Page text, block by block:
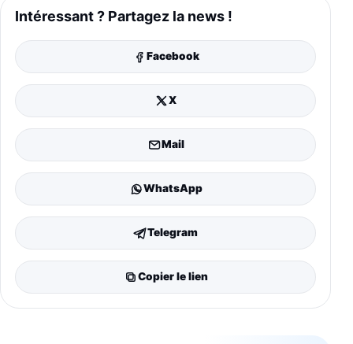
Intéressant ? Partagez la news !
Facebook
X
Mail
WhatsApp
Telegram
Copier le lien